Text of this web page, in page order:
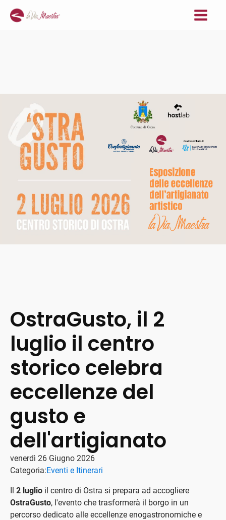
OstraGusto, il 2
luglio il centro
storico celebra
eccellenze del
gusto e
dell'artigianato
venerdì 26 Giugno 2026
Categoria:Eventi e Itinerari
Il 2 luglio il centro di Ostra si prepara ad accogliere
OstraGusto, l'evento che trasformerà il borgo in un
percorso dedicato alle eccellenze enogastronomiche e